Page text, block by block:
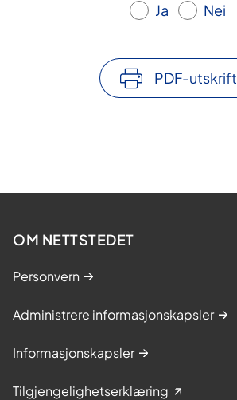
Ja Nei
PDF-utskrift
OM NETTSTEDET
Personvern
Administrere informasjonskapsler
Informasjonskapsler
Tilgjengelighetserklæring